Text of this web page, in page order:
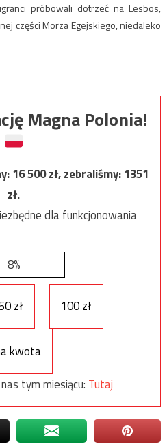
próbowali dotrzeć na Lesbos,
części Morza Egejskiego, niedaleko
Magna Polonia!
16 500zł, zebraliśmy:1351
zł.
dla funkcjonowania
8%
zł 100 zł
kwota
tym miesiącu: Tutaj